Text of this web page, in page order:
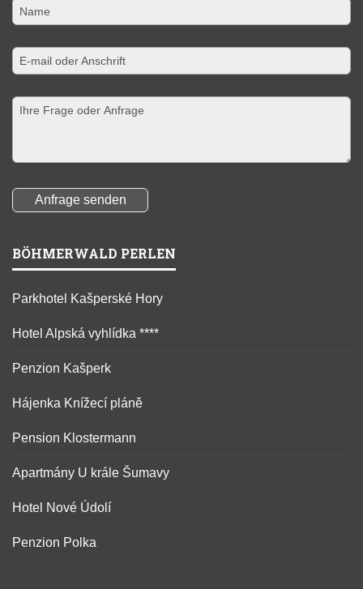
BÖHMERWALD PERLEN
Parkhotel Kašperské Hory
Hotel Alpská vyhlídka ****
Penzion Kašperk
Hájenka Knížecí pláně
Pension Klostermann
Apartmány U krále Šumavy
Hotel Nové Údolí
Penzion Polka